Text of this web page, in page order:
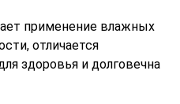
применение влажных
отличается
здоровья и долговечна